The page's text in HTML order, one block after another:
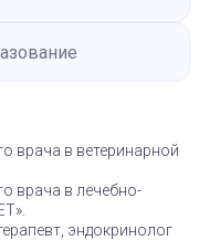
врача в ветеринарной
врача в лечебно-
эндокринолог